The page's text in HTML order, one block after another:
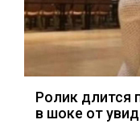
Ролик длится
в шоке от